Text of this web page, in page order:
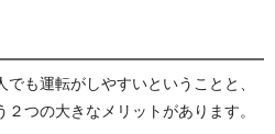
も運転がしやすいということと、
つの大きなメリットがあります。